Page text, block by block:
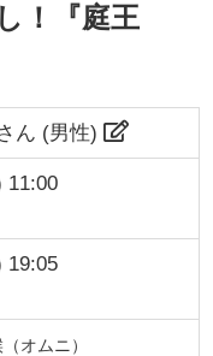
！『庭王
ん (男性)
11:00
19:05
オムニ）